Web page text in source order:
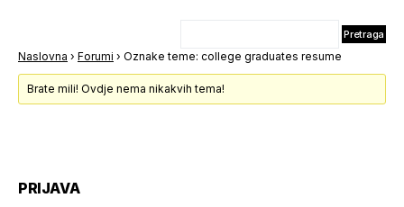
Naslovna › Forumi › Oznake teme: college graduates resume
Brate mili! Ovdje nema nikakvih tema!
PRIJAVA